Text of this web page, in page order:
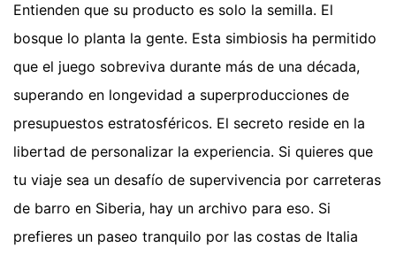
Entienden que su producto es solo la semilla. El
bosque lo planta la gente. Esta simbiosis ha permitido
que el juego sobreviva durante más de una década,
superando en longevidad a superproducciones de
presupuestos estratosféricos. El secreto reside en la
libertad de personalizar la experiencia. Si quieres que
tu viaje sea un desafío de supervivencia por carreteras
de barro en Siberia, hay un archivo para eso. Si
prefieres un paseo tranquilo por las costas de Italia